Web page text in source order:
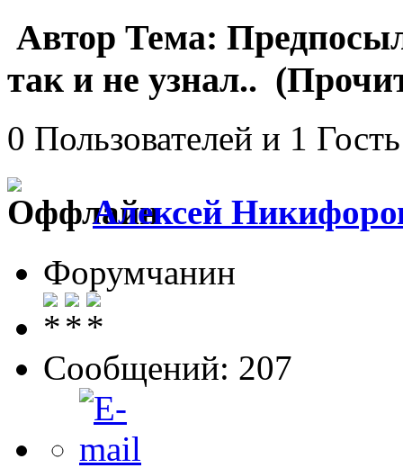
Автор Тема:
так и не узнал..
0 Пользователей и 1
Алексей
Форумчанин
Сообщений: 207